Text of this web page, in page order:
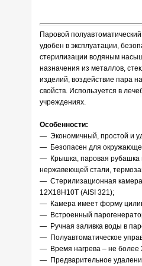
Паровой
удобен в эксплуатации,
стерилизации водяным
назначения из металлов,
изделий, воздействие пара
свойств. Используется в
учреждениях.
Особенности:
— Экономичный, простой и
— Безопасен для
— Крышка, паровая рубашка
нержавеющей стали,
— Стерилизационная
12Х18Н10Т (AISI 321);
— Камера имеет форму
— Встроенный
— Ручная заливка воды в
— Полуавтоматическое
— Время нагрева – не более
— Предварительное